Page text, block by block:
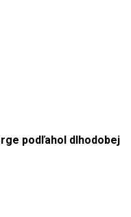
podľahol dlhodobej